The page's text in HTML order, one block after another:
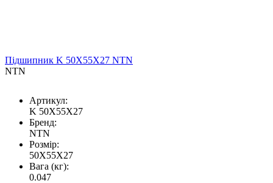
Підшипник K 50X55X27 NTN
NTN
Артикул:
K 50X55X27
Бренд:
NTN
Розмір:
50X55X27
Вага (кг):
0.047